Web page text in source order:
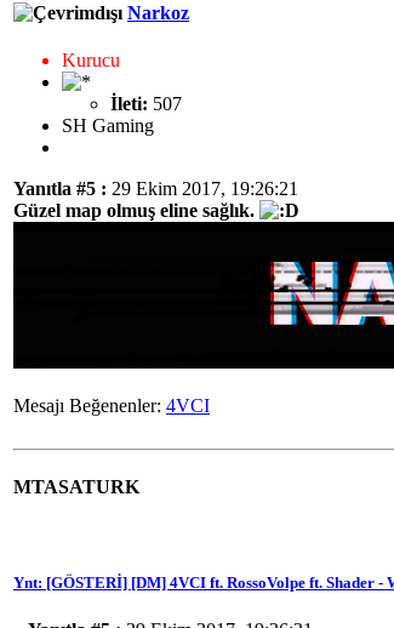
Narkoz
Kurucu
İleti: 507
SH Gaming
Yanıtla #5 : 29 Ekim 2017, 19:26:21
Güzel map olmuş eline sağlık.
Mesajı Beğenenler: 4VCI
MTASATURK
Ynt: [GÖSTERİ] [DM] 4VCI ft. RossoVolpe ft. Shader -